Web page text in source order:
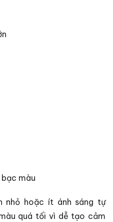
màu
nhỏ hoặc ít ánh sáng tự
quá tối vì dễ tạo cảm